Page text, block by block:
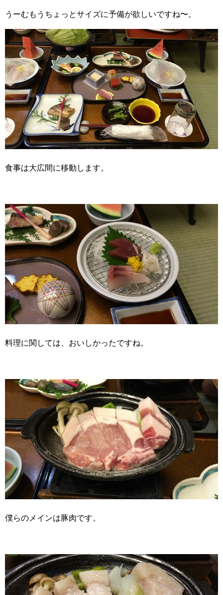
うーむもうちょっとサイズに予備が欲しいですね〜。
食事は大広間に移動します。
料理に関しては、おいしかったですね。
僕らのメインは豚肉です。